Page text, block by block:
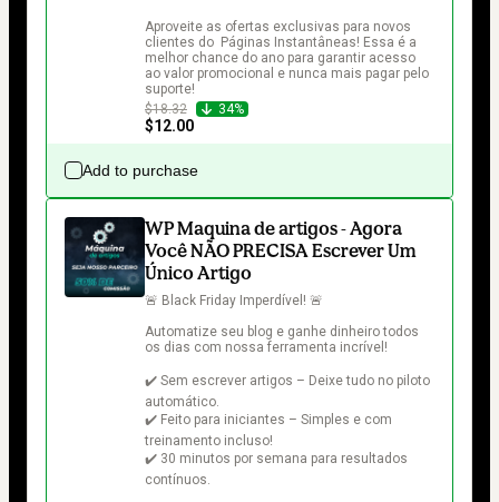
Aproveite as ofertas exclusivas para novos
clientes do  Páginas Instantâneas! Essa é a
melhor chance do ano para garantir acesso
ao valor promocional e nunca mais pagar pelo
suporte!
$18.32
34%
$12.00
Add to purchase
WP Maquina de artigos - Agora
Você NÃO PRECISA Escrever Um
Único Artigo
🚨 Black Friday Imperdível! 🚨
Automatize seu blog e ganhe dinheiro todos
os dias com nossa ferramenta incrível!
✔️ Sem escrever artigos – Deixe tudo no piloto
automático.
✔️ Feito para iniciantes – Simples e com
treinamento incluso!
✔️ 30 minutos por semana para resultados
contínuos.